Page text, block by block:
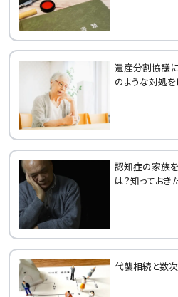
遺産分割協議
のような対処を
認知症の家族を
は？知ってお
代襲相続と数次